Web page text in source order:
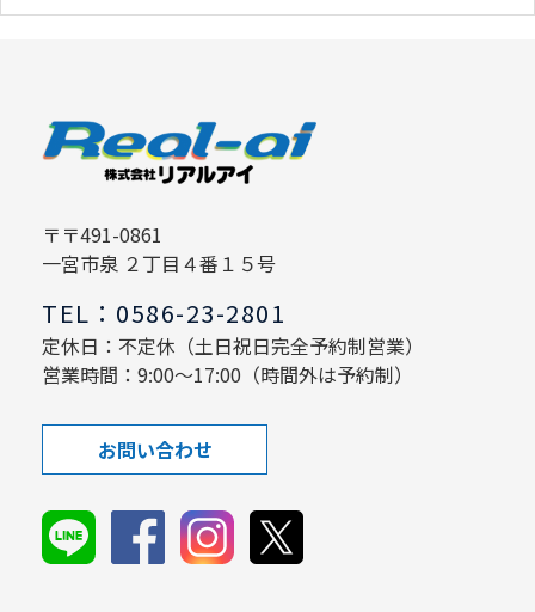
〒〒491-0861
一宮市泉 ２丁目４番１５号
TEL：0586-23-2801
定休日：不定休（土日祝日完全予約制営業）
営業時間：9:00～17:00（時間外は予約制）
お問い合わせ